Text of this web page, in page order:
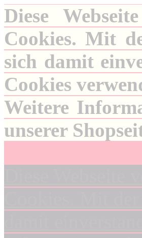
Diese
Cookies. Mit
sich damit
Cookies
Weitere
unserer